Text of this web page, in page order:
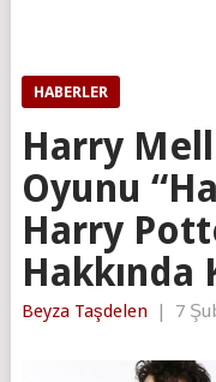
HABERLER
Harry
Oyunu
Harry
Hakkında
Beyza Taşdelen | 7